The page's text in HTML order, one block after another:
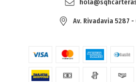
Av. Rivadavia 5287 -